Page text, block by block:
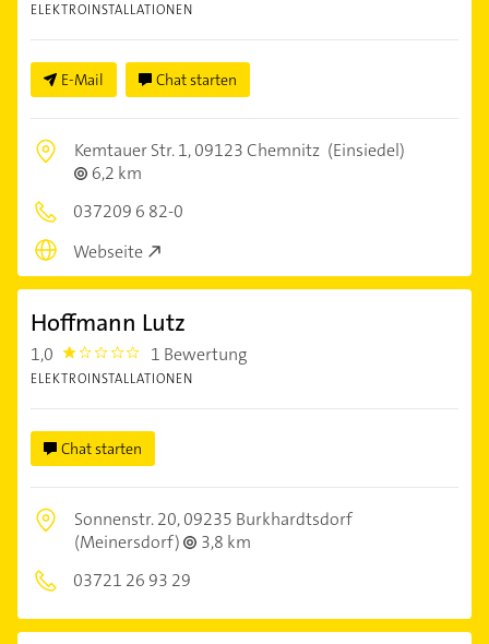
ELEKTROINSTALLATIONEN
E-Mail Chat starten
Kemtauer Str. 1,09123 Chemnitz (Einsiedel)
6,2 km
037209 6 82-0
Webseite
Hoffmann Lutz
1,0 1.0 1 Bewertung
ELEKTROINSTALLATIONEN
Chat starten
Sonnenstr. 20,09235 Burkhardtsdorf
(Meinersdorf)
3,8 km
03721 26 93 29